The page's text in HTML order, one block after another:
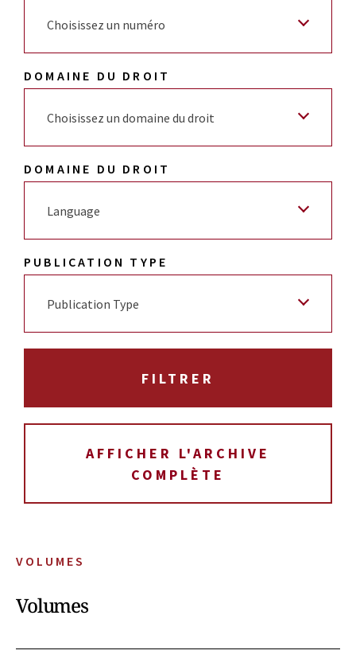
VOLUMES
Volumes
Choisissez un numéro
DOMAINE DU DROIT
Choisissez un domaine du droit
DOMAINE DU DROIT
Language
PUBLICATION TYPE
Publication Type
AFFICHER L'ARCHIVE
COMPLÈTE